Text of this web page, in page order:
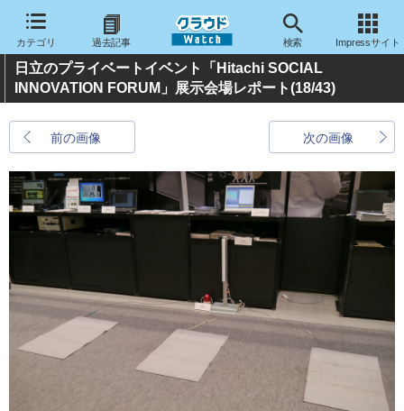
カテゴリ 過去記事 検索 Impressサイト
日立のプライベートイベント「Hitachi SOCIAL
INNOVATION FORUM」展示会場レポート(18/43)
前の画像 次の画像